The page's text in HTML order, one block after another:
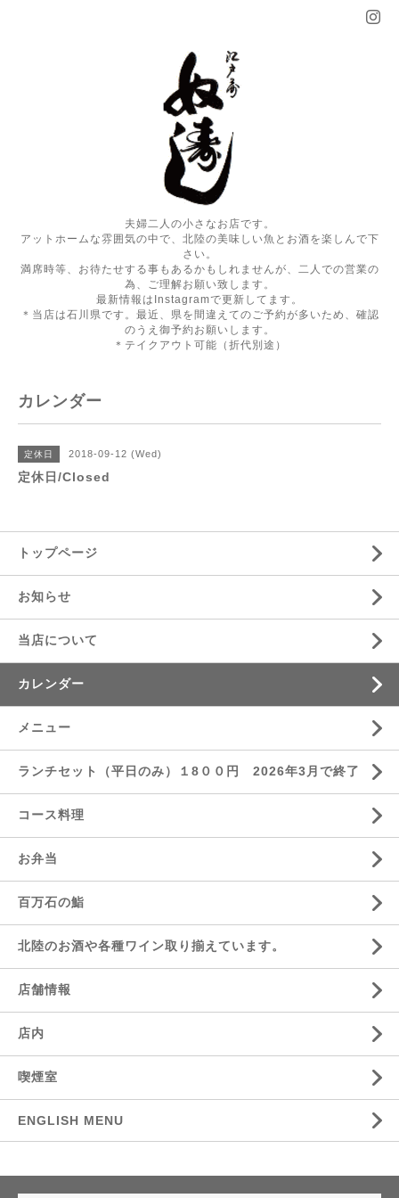
夫婦二人の小さなお店です。
アットホームな雰囲気の中で、北陸の美味しい魚とお酒を楽しんで下
さい。
満席時等、お待たせする事もあるかもしれませんが、二人での営業の
為、ご理解お願い致します。
最新情報はInstagramで更新してます。
＊当店は石川県です。最近、県を間違えてのご予約が多いため、確認
のうえ御予約お願いします。
＊テイクアウト可能（折代別途）
カレンダー
定休日 2018-09-12 (Wed)
定休日/Closed
トップページ
お知らせ
当店について
カレンダー
メニュー
ランチセット（平日のみ）１8００円 2026年3月で終了
コース料理
お弁当
百万石の鮨
北陸のお酒や各種ワイン取り揃えています。
店舗情報
店内
喫煙室
ENGLISH MENU